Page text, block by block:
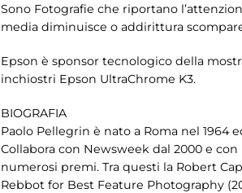
Sono Fotografie che riportano
media diminuisce o addirittura
Epson è sponsor tecnologico della
inchiostri Epson UltraChrome K3.
BIOGRAFIA
Paolo Pellegrin è nato a Roma nel 1964
Collabora con Newsweek dal 2000 e
numerosi premi. Tra questi la Robert
Rebbot for Best Feature Photography